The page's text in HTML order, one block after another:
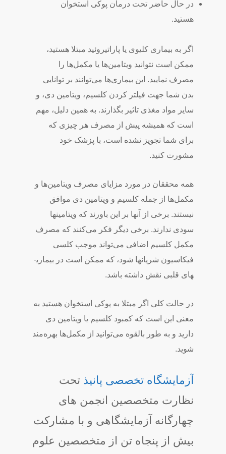
در حال حاضر تحت درمان پوکی استخوان
هستید.
اگر به بیماری کلیوی یا پاراتیروئید مبتلا هستید،
ممکن است نتوانید ویتامین­‌ها یا مکمل­‌ها را
مصرف نمایید. این بیماری­‌ها می­‌توانند بر توانایی
بدن شما جهت فیلتر کردن کلسیم، ویتامین دی، و
سایر مواد مغذی تاثیر بگذارند. به همین دلیل، مهم
است که همیشه پیش از مصرف هر چیزی که
برای شما تجویز نشده است، با پزشک خود
مشورت کنید.
همه محققان در مورد مزایای مصرف ویتامین­‌ها و
مکمل­‌ها از جمله کلسیم و ویتامین دی موافق
نیستند. برخی از آن­ها بر این باورند که ویتامین­ها
سودی ندارند. برخی دیگر فکر می­‌کنند که مصرف
مکمل کلسیم اضافی می­‌تواند موجب کلسی
فیکاسیون شریان­ها شود، که ممکن است در بیماری­
های قلبی نقش داشته باشد.
در حالت کلی اگر مبتلا به پوکی استخوان هستید به
معنی این است که کمبود کلسیم یا ویتامین دی
دارید و به طور بالقوه می‌­توانید از مکمل­‌ها بهره­‌مند
شوید.
آزمایشگاه تخصصی پانیذ تحت
نظارت متخصصین انجمن های
چهارگانه آزمایشگاهی و با مشارکت
بیش از پنجاه تن از متخصصین علوم